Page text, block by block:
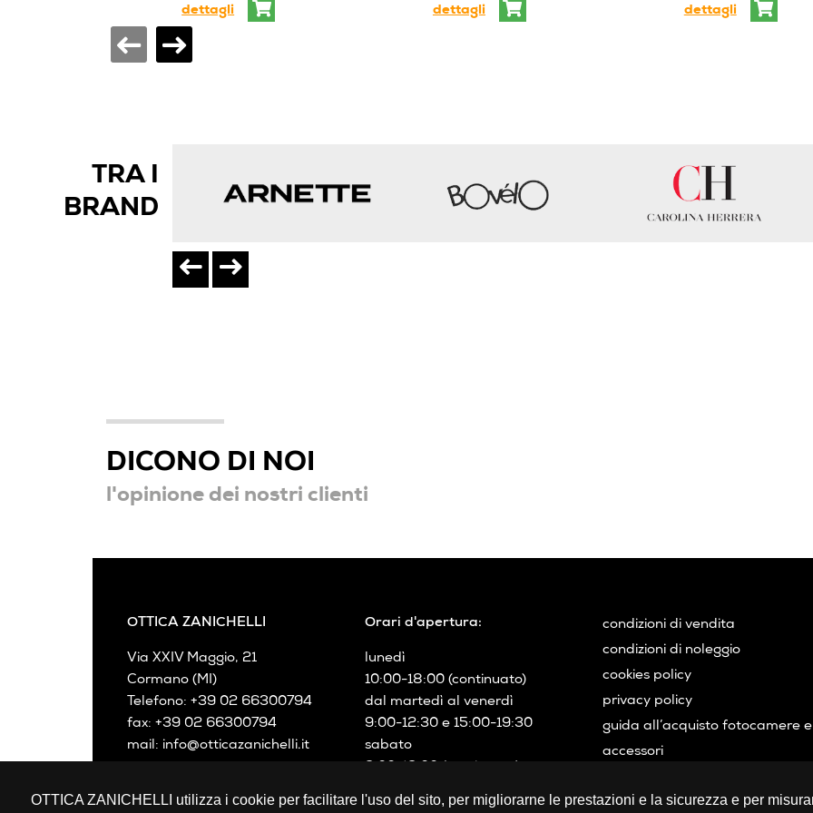
OTTICA ZANICHELLI utilizza i cookie per facilitare l'uso del sito, per migliorarne le prestazioni e la sicurezza e per
dettagli dettagli dettagli
TRA I
BRAND
DICONO DI NOI
l'opinione dei nostri clienti
OTTICA ZANICHELLI
Via XXIV Maggio, 21
Cormano (MI)
Telefono: +39 02 66300794
fax: +39 02 66300794
mail: info@otticazanichelli.it
Orari d'apertura:
lunedì
10:00-18:00 (continuato)
dal martedì al venerdì
9:00-12:30 e 15:00-19:30
sabato
condizioni di vendita
condizioni di noleggio
cookies policy
privacy policy
guida all’acquisto fotocamere e
accessori